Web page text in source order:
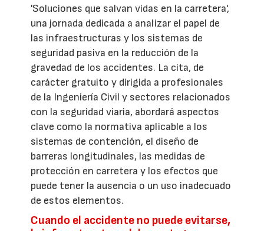
'Soluciones que salvan vidas en la carretera',
una jornada dedicada a analizar el papel de
las infraestructuras y los sistemas de
seguridad pasiva en la reducción de la
gravedad de los accidentes. La cita, de
carácter gratuito y dirigida a profesionales
de la Ingeniería Civil y sectores relacionados
con la seguridad viaria, abordará aspectos
clave como la normativa aplicable a los
sistemas de contención, el diseño de
barreras longitudinales, las medidas de
protección en carretera y los efectos que
puede tener la ausencia o un uso inadecuado
de estos elementos.
Cuando el accidente no puede evitarse,